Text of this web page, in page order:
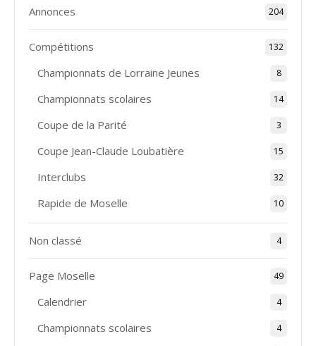
Annonces 204
Compétitions 132
Championnats de Lorraine Jeunes 8
Championnats scolaires 14
Coupe de la Parité 3
Coupe Jean-Claude Loubatière 15
Interclubs 32
Rapide de Moselle 10
Non classé 4
Page Moselle 49
Calendrier 4
Championnats scolaires 4